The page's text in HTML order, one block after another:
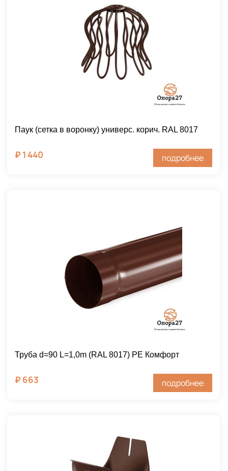
Паук (сетка в воронку) универс. корич. RAL 8017
₽ 1 440 подробнее
Труба d=90 L=1,0m (RAL 8017) PE Комфорт
₽ 663 подробнее